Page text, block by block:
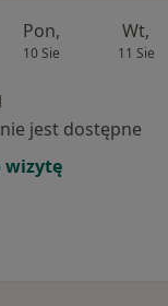
Pon,
10 Sie
Wt,
11 Sie
jest dostępne
wizytę